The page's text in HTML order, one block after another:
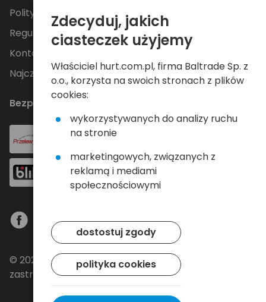
Polityka Prywatności
Regulamin
Kontakt
Najczęściej zadawane pytania
Bezpieczne płatności
© 2024 Baltrade sp. z o.o. - Wszelkie prawa
zastrzeżone.
Zdecyduj, jakich
ciasteczek użyjemy
Właściciel hurt.com.pl, firma Baltrade Sp. z
o.o., korzysta na swoich stronach z plików
cookies:
wykorzystywanych do analizy ruchu
na stronie
marketingowych, związanych z
reklamą i mediami
społecznościowymi
dostostuj zgody
polityka cookies